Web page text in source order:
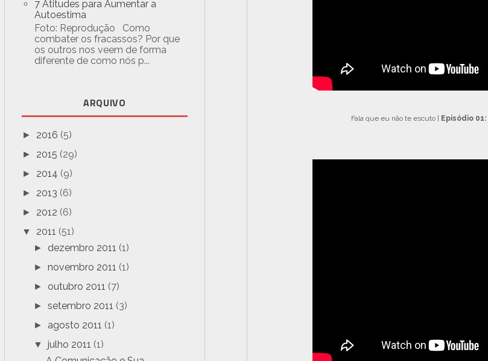
7 Atitudes para Aumentar a
Autoestima
Foto: Reprodução Como
combater os fracassos? Por que
os outros nos veem de forma
diferente de como nós p...
ARQUIVO
► 2016 (5)
► 2015 (29)
► 2014 (9)
► 2013 (6)
► 2012 (6)
▼ 2011 (51)
► dezembro 2011 (1)
►novembro 2011 (1)
► outubro 2011 (7)
►setembro 2011 (3)
► agosto 2011 (1)
▼julho 2011 (1)
Fala que eu não te escuto | Episódio 01: